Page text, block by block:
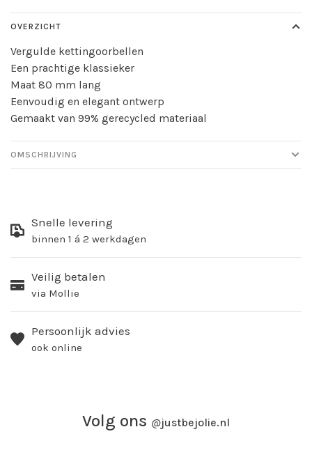
OVERZICHT
Vergulde kettingoorbellen
Een prachtige klassieker
Maat 80 mm lang
Eenvoudig en elegant ontwerp
Gemaakt van 99% gerecycled materiaal
OMSCHRIJVING
Snelle levering
binnen 1 á 2 werkdagen
Veilig betalen
via Mollie
Persoonlijk advies
ook online
Volg ons @justbejolie.nl